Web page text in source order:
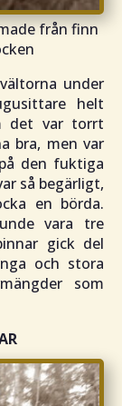
från finn
under
helt
det var torrt
bra, men var
den fuktiga
så begärligt,
en börda.
vara tre
gick del
och stora
som